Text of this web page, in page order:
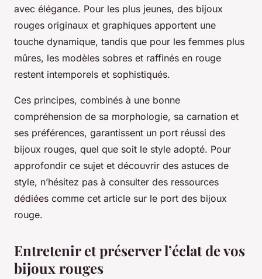
avec élégance. Pour les plus jeunes, des bijoux
rouges originaux et graphiques apportent une
touche dynamique, tandis que pour les femmes plus
mûres, les modèles sobres et raffinés en rouge
restent intemporels et sophistiqués.
Ces principes, combinés à une bonne
compréhension de sa morphologie, sa carnation et
ses préférences, garantissent un port réussi des
bijoux rouges, quel que soit le style adopté. Pour
approfondir ce sujet et découvrir des astuces de
style, n’hésitez pas à consulter des ressources
dédiées comme cet article sur le port des bijoux
rouge.
Entretenir et préserver l’éclat de vos
bijoux rouges